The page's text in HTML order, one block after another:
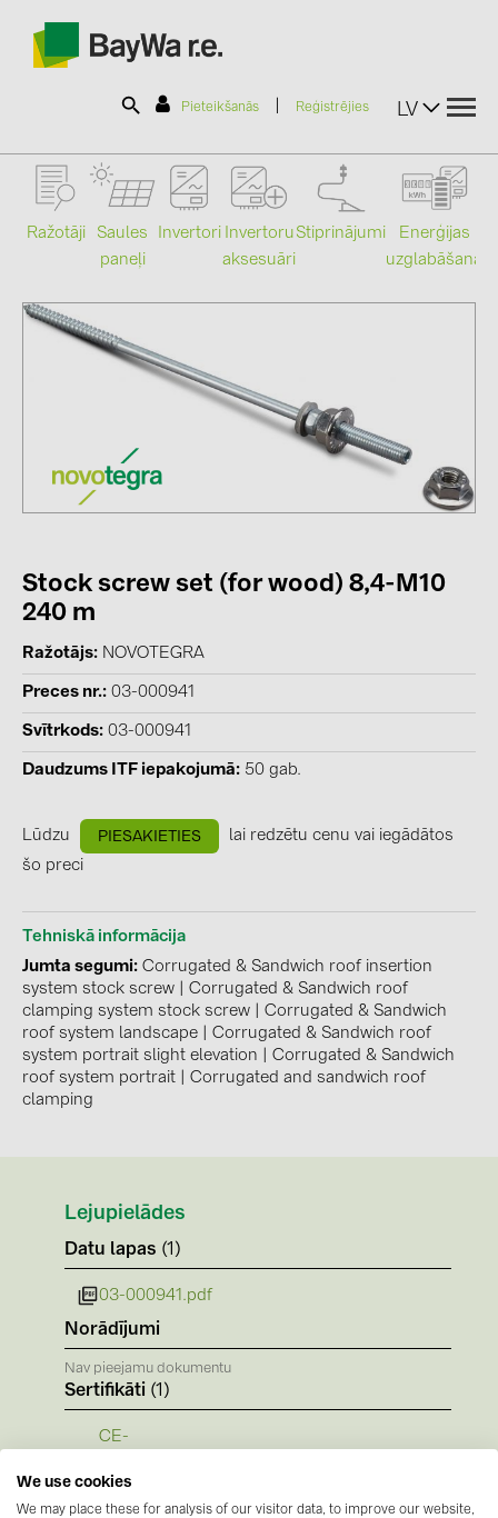
Pieteikšanās Reģistrējies LV
SOLAR-PLANIT
Informācija
Katalogi
KATEGORIJAS
Saules paneļi (19)
Invertori (105)
Invertoru aksesuāri (84)
Enerģijas uzglabāšana (71)
Instalācijas (87)
AIKO Solar (2)
BAKS (51)
BUDMAT (6)
EVOPIPES (7)
JAsolar (6)
LEADER (6)
LONGi Solar (5)
NOVOTEGRA (315)
PRYSMIAN DRAKA (18)
Ražotāji
Saules
paneļi
Invertori Invertoru
aksesuāri
Stiprinājumi
Enerģijas
uzglabāšana
Stock screw set (for wood) 8,4-M10
240 m
Ražotājs NOVOTEGRA
Preces nr. 03-000941
Svītrkods 03-000941
Daudzums ITF iepakojumā 50 gab.
Lūdzu PIESAKIETIES
lai redzētu cenu vai iegādātos
šo preci
Tehniskā informācija
Jumta segumi Corrugated & Sandwich roof insertion
system stock screw
Corrugated & Sandwich roof
clamping system stock screw
Corrugated & Sandwich
roof system landscape
Corrugated & Sandwich roof
system portrait slight elevation
Corrugated & Sandwich
roof system portrait
Corrugated and sandwich roof
clamping
Lejupielādes
Datu lapas (1)
03-000941.pdf
Norādījumi
Nav pieejamu dokumentu
Sertifikāti (1)
CE-
uli 2016.PDF
We use cookies
We may place these for analysis of our visitor data, to improve our website,